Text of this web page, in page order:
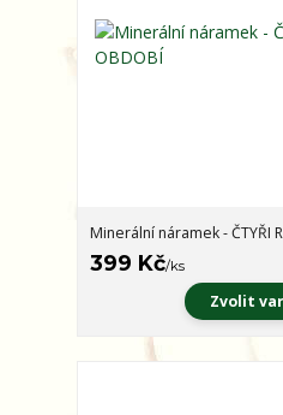
Minerální náramek - ČTYŘI
399 Kč/ks
Zvolit